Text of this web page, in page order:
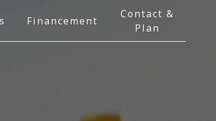
Financement
Contact &
Plan